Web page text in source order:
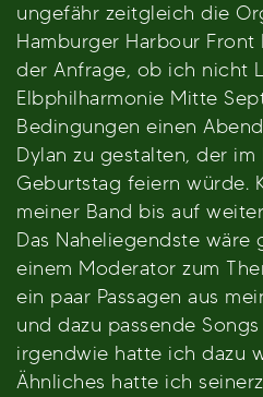
ungefähr zeitgleich die
Hamburger Harbour
der Anfrage, ob ich nicht
Elbphilharmonie Mitte
Bedingungen einen
Dylan zu gestalten, der im
Geburtstag feiern würde.
meiner Band bis auf
Das Naheliegendste wäre
einem Moderator zum
ein paar Passagen aus
und dazu passende
irgendwie hatte ich dazu
Ähnliches hatte ich